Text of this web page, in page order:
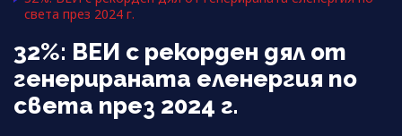
света през 2024 г.
32%: ВЕИ с рекорден дял от
генерираната еленергия по
света през 2024 г.